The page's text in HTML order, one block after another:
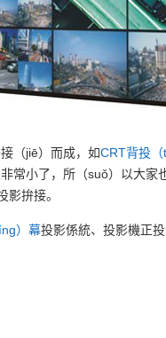
（jiē）而成，如CRT背投（
常小了，所（suǒ）以大
拚接。
） 幕投影係統、投影機正